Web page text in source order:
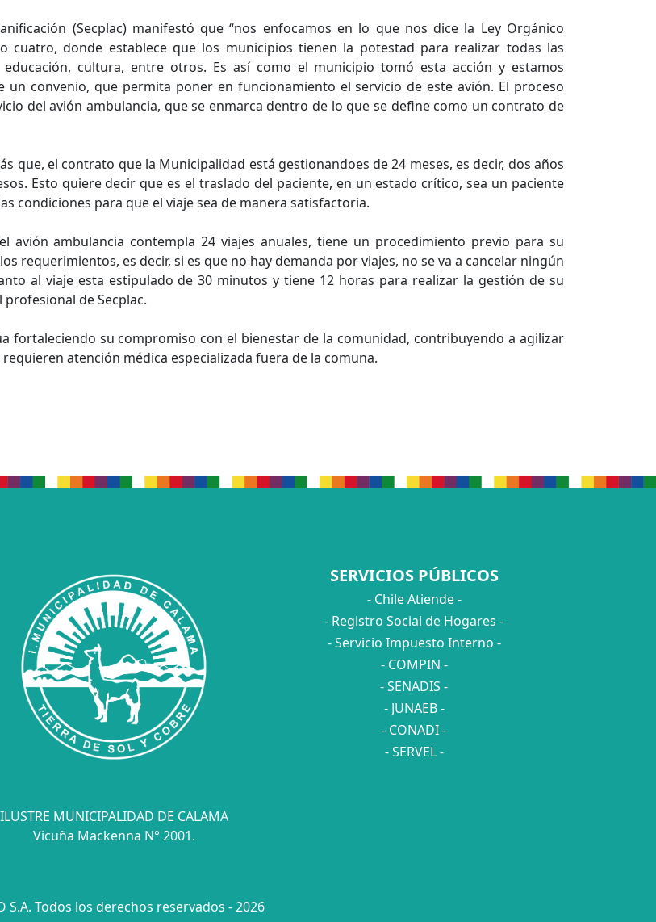
(Secplac) manifestó que “nos enfocamos en lo que nos dice la Ley Orgánico
cuatro, donde establece que los municipios tienen la potestad para realizar todas las
cultura, entre otros. Es así como el municipio tomó esta acción y estamos
un convenio, que permita poner en funcionamiento el servicio de este avión. El proceso
del avión ambulancia, que se enmarca dentro de lo que se define como un contrato de
que, el contrato que la Municipalidad está gestionandoes de 24 meses, es decir, dos años
Esto quiere decir que es el traslado del paciente, en un estado crítico, sea un paciente
condiciones para que el viaje sea de manera satisfactoria.
avión ambulancia contempla 24 viajes anuales, tiene un procedimiento previo para su
requerimientos, es decir, si es que no hay demanda por viajes, no se va a cancelar ningún
al viaje esta estipulado de 30 minutos y tiene 12 horas para realizar la gestión de su
de Secplac.
fortaleciendo su compromiso con el bienestar de la comunidad, contribuyendo a agilizar
atención médica especializada fuera de la comuna.
SERVICIOS PÚBLICOS
- Chile Atiende -
- Registro Social de Hogares -
- Servicio Impuesto Interno -
- COMPIN -
- SENADIS -
- JUNAEB -
- CONADI -
- SERVEL -
ILUSTRE MUNICIPALIDAD DE CALAMA
Vicuña Mackenna N° 2001.
S.A. Todos los derechos reservados - 2026